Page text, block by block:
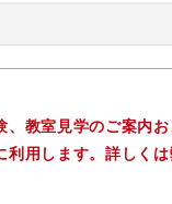
教室見学のご案内
利用します。詳しく